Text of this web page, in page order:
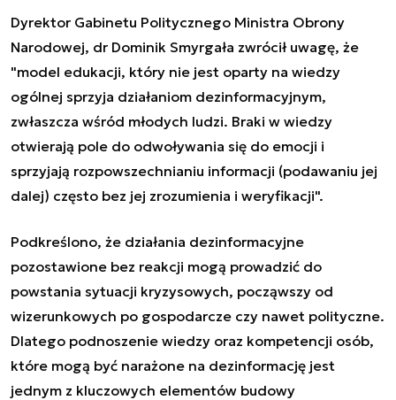
Dyrektor Gabinetu Politycznego Ministra Obrony
Narodowej, dr Dominik Smyrgała zwrócił uwagę, że
"model edukacji, który nie jest oparty na wiedzy
ogólnej sprzyja działaniom dezinformacyjnym,
zwłaszcza wśród młodych ludzi. Braki w wiedzy
otwierają pole do odwoływania się do emocji i
sprzyjają rozpowszechnianiu informacji (podawaniu jej
dalej) często bez jej zrozumienia i weryfikacji".
Podkreślono, że działania dezinformacyjne
pozostawione bez reakcji mogą prowadzić do
powstania sytuacji kryzysowych, począwszy od
wizerunkowych po gospodarcze czy nawet polityczne.
Dlatego podnoszenie wiedzy oraz kompetencji osób,
które mogą być narażone na dezinformację jest
jednym z kluczowych elementów budowy